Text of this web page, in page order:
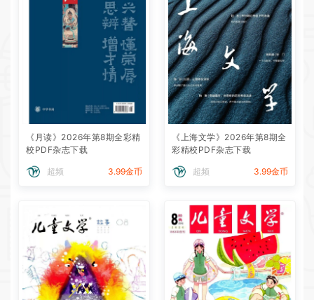
《月读》2026年第8期全彩精
校PDF杂志下载
超频 3.99金币
《上海文学》2026年第8期全
彩精校PDF杂志下载
超频 3.99金币